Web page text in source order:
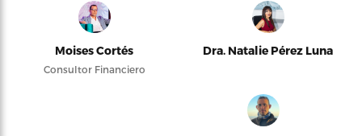
Moises Cortés
Consultor Financiero
Dra. Natalie Pérez Luna